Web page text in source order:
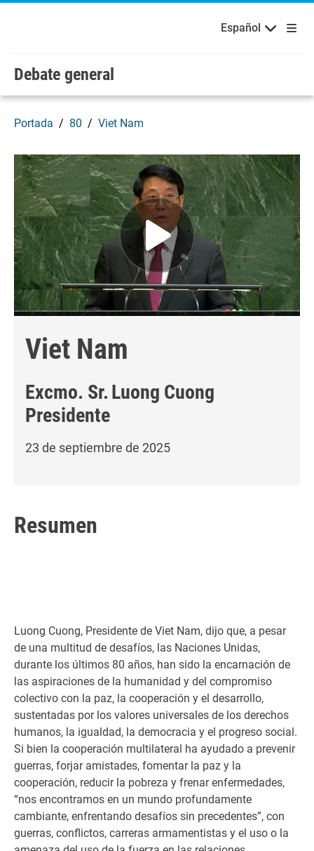
Skip to main content / navigation
Bienvenidos a las Naciones Unidas
Español
Debate general
Portada 80 Viet Nam
Viet Nam
Excmo. Sr.Luong Cuong
Presidente
23 de septiembre de 2025
Resumen
Luong Cuong, Presidente de Viet Nam, dijo que, a pesar
de una multitud de desafíos, las Naciones Unidas,
durante los últimos 80 años, han sido la encarnación de
las aspiraciones de la humanidad y del compromiso
colectivo con la paz, la cooperación y el desarrollo,
sustentadas por los valores universales de los derechos
humanos, la igualdad, la democracia y el progreso social.
Si bien la cooperación multilateral ha ayudado a prevenir
guerras, forjar amistades, fomentar la paz y la
cooperación, reducir la pobreza y frenar enfermedades,
“nos encontramos en un mundo profundamente
cambiante, enfrentando desafíos sin precedentes”, con
guerras, conflictos, carreras armamentistas y el uso o la